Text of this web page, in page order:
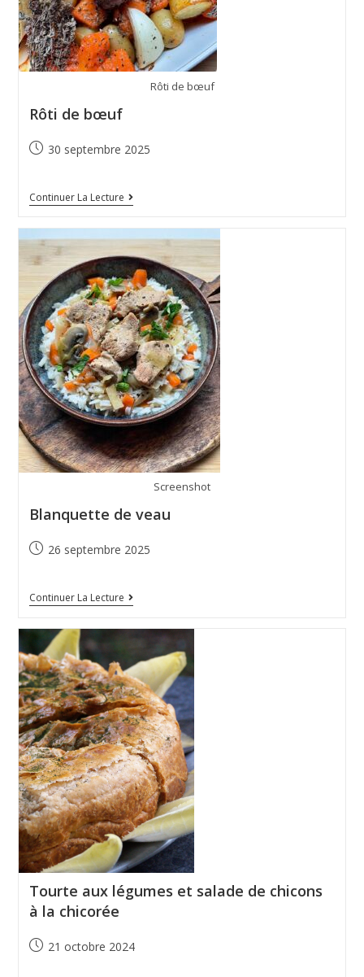
Rôti de bœuf
Rôti de bœuf
30 septembre 2025
Continuer La Lecture
Screenshot
Blanquette de veau
26 septembre 2025
Continuer La Lecture
Tourte aux légumes et salade de chicons
à la chicorée
21 octobre 2024